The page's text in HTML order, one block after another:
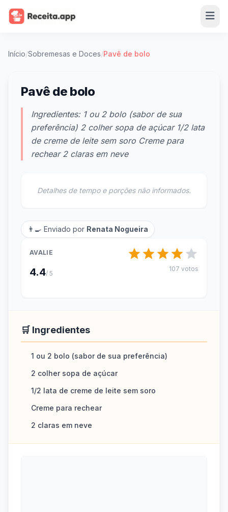
Início/Sobremesas e Doces/Pavê de bolo
Pavê de bolo
Ingredientes: 1 ou 2 bolo (sabor de sua
preferência) 2 colher sopa de açúcar 1/2 lata
de creme de leite sem soro Creme para
rechear 2 claras em neve
Detalhes de tempo e porções não informados.
👨‍🍳 Enviado por Renata Nogueira
AVALIE
4.4/ 5
107 votos
🛒 Ingredientes
1 ou 2 bolo (sabor de sua preferência)
2 colher sopa de açúcar
1/2 lata de creme de leite sem soro
Creme para rechear
2 claras em neve